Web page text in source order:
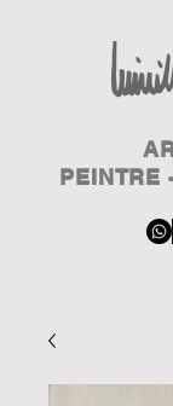
PEINTRE